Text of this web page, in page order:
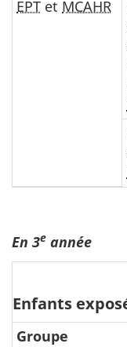
EPT et MCAHR
En 3e année
Enfants
Groupe